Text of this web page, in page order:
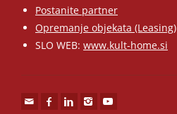
Postanite partner
Opremanje objekata (Leasing)
SLO WEB: www.kult-home.si